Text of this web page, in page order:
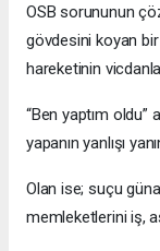
OSB sorununun
gövdesini koyan
hareketinin
“Ben yaptım oldu”
yapanın yanlışı
Olan ise; suçu
memleketlerini iş,